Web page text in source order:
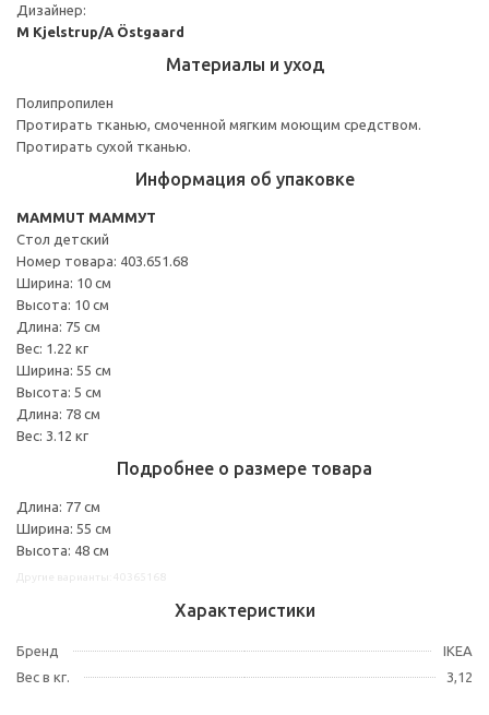
Дизайнер:
M Kjelstrup/A Östgaard
Материалы и уход
Полипропилен
Протирать тканью, смоченной мягким моющим средством.
Протирать сухой тканью.
Информация об упаковке
MAMMUT МАММУТ
Стол детский
Номер товара: 403.651.68
Ширина: 10 см
Высота: 10 см
Длина: 75 см
Вес: 1.22 кг
Ширина: 55 см
Высота: 5 см
Длина: 78 см
Вес: 3.12 кг
Подробнее о размере товара
Длина: 77 см
Ширина: 55 см
Высота: 48 см
Характеристики
Бренд
IKEA
Вес в кг.
3,12